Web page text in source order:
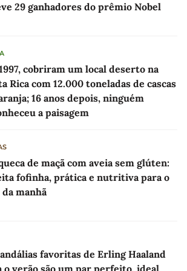
29 ganhadores do prêmio Nobel
cobriram um local deserto na
Rica com 12.000 toneladas de cascas
16 anos depois, ninguém
a paisagem
de maçã com aveia sem glúten:
fofinha, prática e nutritiva para o
da manhã
favoritas de Erling Haaland